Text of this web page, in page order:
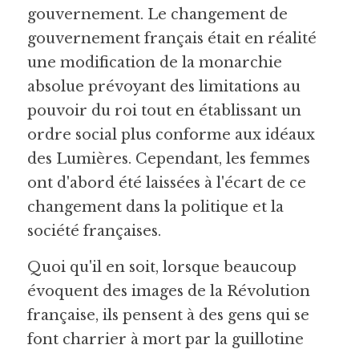
gouvernement. Le changement de
gouvernement français était en réalité
une modification de la monarchie
absolue prévoyant des limitations au
pouvoir du roi tout en établissant un
ordre social plus conforme aux idéaux
des Lumières. Cependant, les femmes
ont d'abord été laissées à l'écart de ce
changement dans la politique et la
société françaises.
Quoi qu'il en soit, lorsque beaucoup
évoquent des images de la Révolution
française, ils pensent à des gens qui se
font charrier à mort par la guillotine